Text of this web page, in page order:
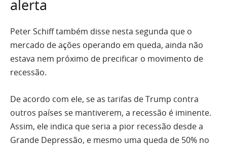
alerta
Peter Schiff também disse nesta segunda que o
mercado de ações operando em queda, ainda não
estava nem próximo de precificar o movimento de
recessão.
De acordo com ele, se as tarifas de Trump contra
outros países se mantiverem, a recessão é iminente.
Assim, ele indica que seria a pior recessão desde a
Grande Depressão, e mesmo uma queda de 50% no